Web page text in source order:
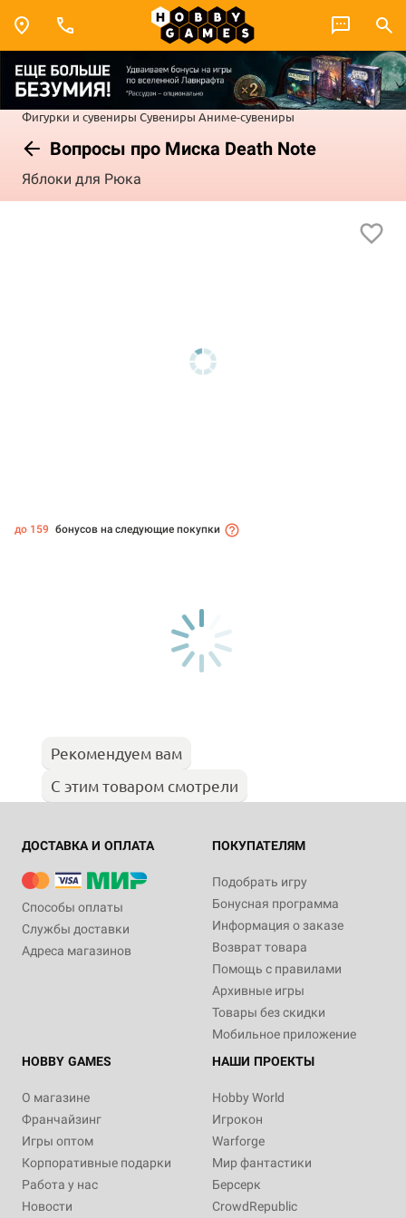
Фигурки и сувениры Сувениры Аниме-сувениры
Вопросы про Миска Death Note
Яблоки для Рюка
до 159 бонусов на следующие покупки
Рекомендуем вам
С этим товаром смотрели
ДОСТАВКА И ОПЛАТА
Способы оплаты
Службы доставки
Адреса магазинов
ПОКУПАТЕЛЯМ
Подобрать игру
Бонусная программа
Информация о заказе
Возврат товара
Помощь с правилами
Архивные игры
Товары без скидки
Мобильное приложение
HOBBY GAMES
О магазине
Франчайзинг
Игры оптом
Корпоративные подарки
Работа у нас
Новости
НАШИ ПРОЕКТЫ
Hobby World
Игрокон
Warforge
Мир фантастики
Берсерк
CrowdRepublic